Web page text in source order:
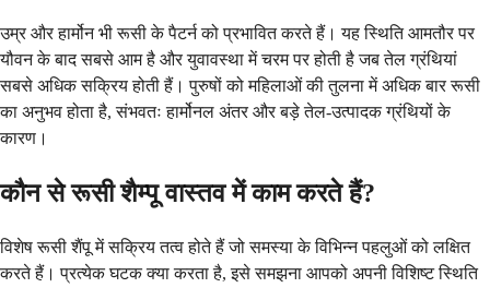
उम्र और हार्मोन भी रूसी के पैटर्न को प्रभावित करते हैं। यह स्थिति आमतौर पर
यौवन के बाद सबसे आम है और युवावस्था में चरम पर होती है जब तेल ग्रंथियां
सबसे अधिक सक्रिय होती हैं। पुरुषों को महिलाओं की तुलना में अधिक बार रूसी
का अनुभव होता है, संभवतः हार्मोनल अंतर और बड़े तेल-उत्पादक ग्रंथियों के
कारण।
कौन से रूसी शैम्पू वास्तव में काम करते हैं?
विशेष रूसी शैंपू में सक्रिय तत्व होते हैं जो समस्या के विभिन्न पहलुओं को लक्षित
करते हैं। प्रत्येक घटक क्या करता है, इसे समझना आपको अपनी विशिष्ट स्थिति